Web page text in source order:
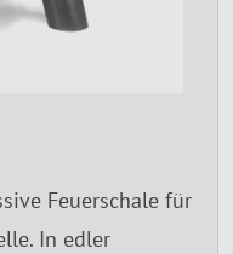
Feuerschale für
In edler